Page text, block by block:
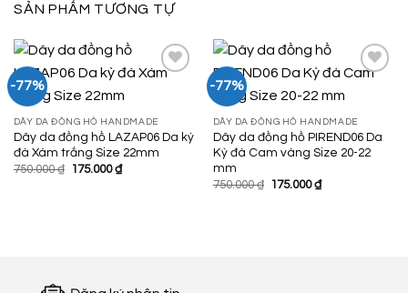
SẢN PHẨM TƯƠNG TỰ
-77%
DÂY DA ĐỒNG HỒ HANDMADE
Dây da đồng hồ LAZAP06 Da kỳ
đà Xám trắng Size 22mm
750.000₫
Giá
175.000₫Giá
-77%
DÂY DA ĐỒNG HỒ HANDMADE
Dây da đồng hồ PIREND06 Da
Kỳ đà Cam vàng Size 20-22
mm
750.000₫
Giá
175.000₫Giá